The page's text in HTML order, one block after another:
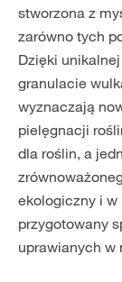
stworzona z
zarówno tych
Dzięki
granulacie
wyznaczają
pielęgnacji
dla roślin, a
ekologiczny i w
przygotowany
uprawianych w